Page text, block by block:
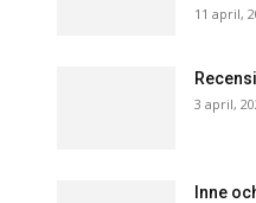
11 april,
3 april,
Inne